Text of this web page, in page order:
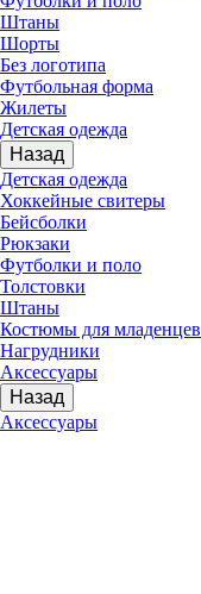
Штаны
Шорты
Без логотипа
Футбольная форма
Жилеты
Детская одежда
Назад
Детская одежда
Хоккейные свитеры
Бейсболки
Рюкзаки
Футболки и поло
Толстовки
Штаны
Костюмы для младенцев
Нагрудники
Аксессуары
Назад
Аксессуары